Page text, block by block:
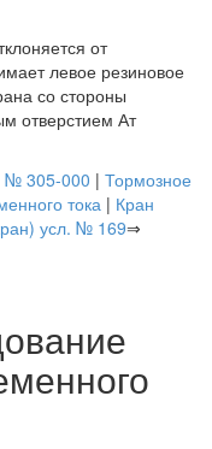
от
левое резиновое
со стороны
отверстием Ат
№ 305-000 | Тормозное
тока | Кран
усл. № 169⇒